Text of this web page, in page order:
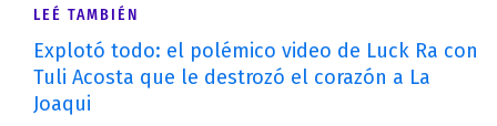
LEÉ TAMBIÉN
Explotó todo: el polémico video de Luck Ra con
Tuli Acosta que le destrozó el corazón a La
Joaqui